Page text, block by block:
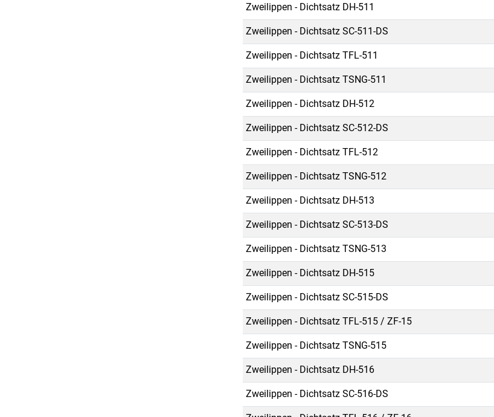
Zweilippen - Dichtsatz DH-511
Zweilippen - Dichtsatz SC-511-DS
Zweilippen - Dichtsatz TFL-511
Zweilippen - Dichtsatz TSNG-511
Zweilippen - Dichtsatz DH-512
Zweilippen - Dichtsatz SC-512-DS
Zweilippen - Dichtsatz TFL-512
Zweilippen - Dichtsatz TSNG-512
Zweilippen - Dichtsatz DH-513
Zweilippen - Dichtsatz SC-513-DS
Zweilippen - Dichtsatz TSNG-513
Zweilippen - Dichtsatz DH-515
Zweilippen - Dichtsatz SC-515-DS
Zweilippen - Dichtsatz TFL-515 / ZF-15
Zweilippen - Dichtsatz TSNG-515
Zweilippen - Dichtsatz DH-516
Zweilippen - Dichtsatz SC-516-DS